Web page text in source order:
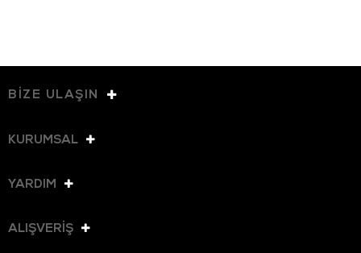
BİZE ULAŞIN
KURUMSAL
YARDIM
ALIŞVERİŞ